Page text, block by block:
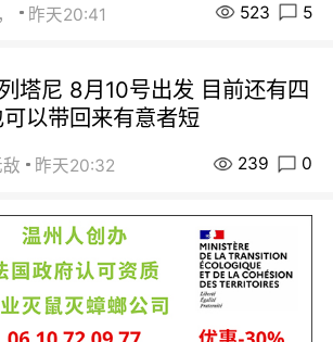
昨天20:41 523 5
塔尼 8月10号出发 目前还有四
以带回来有意者短
昨天20:32 239 0